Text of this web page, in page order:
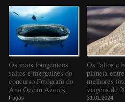
Os mais fotogénicos
saltos e mergulhos do
concurso Fotógrafo do
Ano Ocean Azores
Fugas
Os "altos e
planeta
melhores
viagens de
31.01.2024